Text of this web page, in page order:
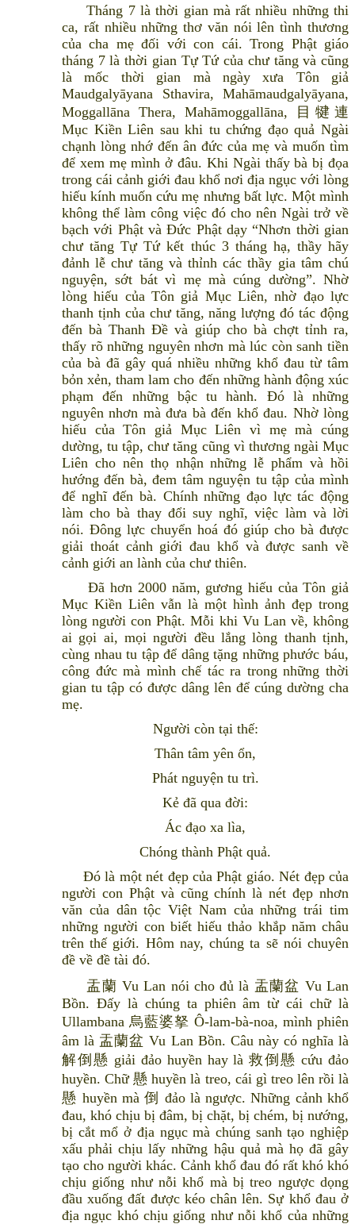
Tháng 7 là thời gian mà rất nhiều những thi
ca, rất nhiều những thơ văn nói lên tình thương
của cha mẹ đối với con cái. Trong Phật giáo
tháng 7 là thời gian Tự Tứ của chư tăng và cũng
là mốc thời gian mà ngày xưa Tôn giả
Maudgalyāyana Sthavira, Mahāmaudgalyāyana,
Moggallāna Thera, Mahāmoggallāna, 目犍連
Mục Kiền Liên sau khi tu chứng đạo quả Ngài
chạnh lòng nhớ đến ân đức của mẹ và muốn tìm
để xem mẹ mình ở đâu. Khi Ngài thấy bà bị đọa
trong cái cảnh giới đau khổ nơi địa ngục với lòng
hiếu kính muốn cứu mẹ nhưng bất lực. Một mình
không thể làm công việc đó cho nên Ngài trở về
bạch với Phật và Đức Phật dạy “Nhơn thời gian
chư tăng Tự Tứ kết thúc 3 tháng hạ, thầy hãy
đảnh lễ chư tăng và thỉnh các thầy gia tâm chú
nguyện, sớt bát vì mẹ mà cúng dường”. Nhờ
lòng hiếu của Tôn giả Mục Liên, nhờ đạo lực
thanh tịnh của chư tăng, năng lượng đó tác động
đến bà Thanh Đề và giúp cho bà chợt tỉnh ra,
thấy rõ những nguyên nhơn mà lúc còn sanh tiền
của bà đã gây quá nhiều những khổ đau từ tâm
bỏn xẻn, tham lam cho đến những hành động xúc
phạm đến những bậc tu hành. Đó là những
nguyên nhơn mà đưa bà đến khổ đau. Nhờ lòng
hiếu của Tôn giả Mục Liên vì mẹ mà cúng
dường, tu tập, chư tăng cũng vì thương ngài Mục
Liên cho nên thọ nhận những lễ phẩm và hồi
hướng đến bà, đem tâm nguyện tu tập của mình
để nghĩ đến bà. Chính những đạo lực tác động
làm cho bà thay đổi suy nghĩ, việc làm và lời
nói. Đông lực chuyển hoá đó giúp cho bà được
giải thoát cảnh giới đau khổ và được sanh về
cảnh giới an lành của chư thiên.
Đã hơn 2000 năm, gương hiếu của Tôn giả
Mục Kiền Liên vẫn là một hình ảnh đẹp trong
lòng người con Phật. Mỗi khi Vu Lan về, không
ai gọi ai, mọi người đều lắng lòng thanh tịnh,
cùng nhau tu tập để dâng tặng những phước báu,
công đức mà mình chế tác ra trong những thời
gian tu tập có được dâng lên để cúng dường cha
mẹ.
Người còn tại thế:
Thân tâm yên ổn,
Phát nguyện tu trì.
Kẻ đã qua đời:
Ác đạo xa lìa,
Chóng thành Phật quả.
Đó là một nét đẹp của Phật giáo. Nét đẹp của
người con Phật và cũng chính là nét đẹp nhơn
văn của dân tộc Việt Nam của những trái tim
những người con biết hiếu thảo khắp năm châu
trên thế giới. Hôm nay, chúng ta sẽ nói chuyên
đề về đề tài đó.
盂蘭 Vu Lan nói cho đủ là 盂蘭盆 Vu Lan
Bồn. Đấy là chúng ta phiên âm từ cái chữ là
Ullambana 烏藍婆拏 Ô-lam-bà-noa, mình phiên
âm là 盂蘭盆 Vu Lan Bồn. Câu này có nghĩa là
解倒懸 giải đảo huyền hay là 救倒懸 cứu đảo
huyền. Chữ 懸 huyền là treo, cái gì treo lên rồi là
懸 huyền mà 倒 đảo là ngược. Những cảnh khổ
đau, khó chịu bị đâm, bị chặt, bị chém, bị nướng,
bị cắt mổ ở địa ngục mà chúng sanh tạo nghiệp
xấu phải chịu lấy những hậu quả mà họ đã gây
tạo cho người khác. Cảnh khổ đau đó rất khó khó
chịu giống như nỗi khổ mà bị treo ngược dọng
đầu xuống đất được kéo chân lên. Sự khổ đau ở
địa ngục khó chịu giống như nỗi khổ của những